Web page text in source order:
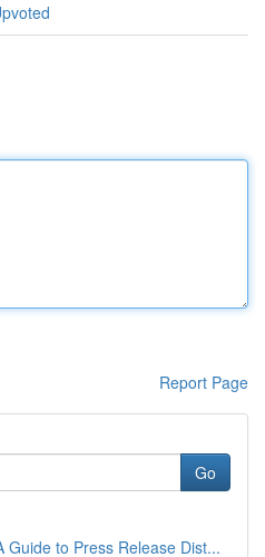
Report Page
Go
Guide to Press Release Dist...